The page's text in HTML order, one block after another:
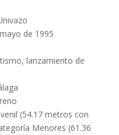
de 1995
lanzamiento de
(54.17 metros con
Menores (61.36